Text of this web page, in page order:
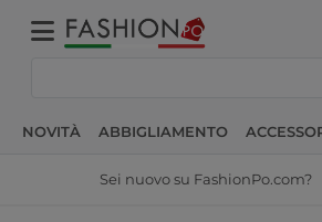
NOVITÀ ABBIGLIAMENTO
Sei nuovo su FashionPo.com?